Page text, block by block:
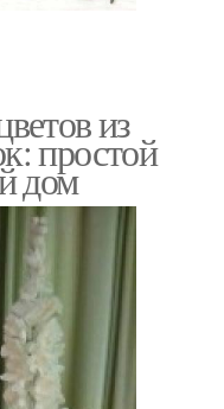
из
простой
дом